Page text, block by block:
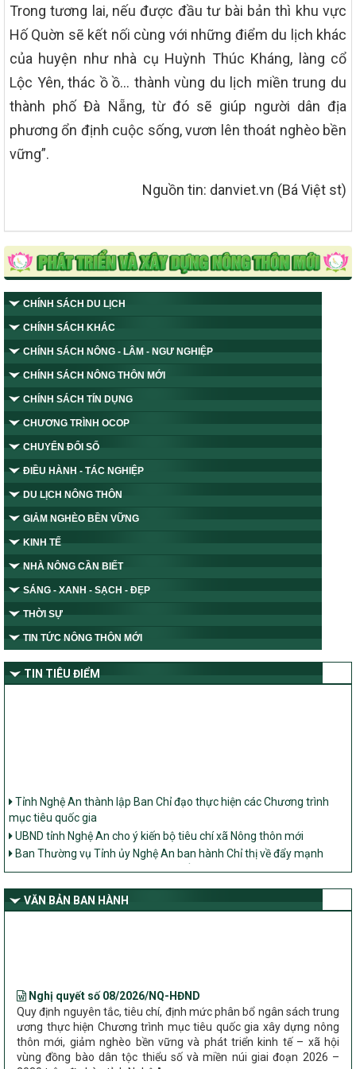
Trong tương lai, nếu được đầu tư bài bản thì khu vực
Hố Quờn sẽ kết nối cùng với những điểm du lịch khác
của huyện như nhà cụ Huỳnh Thúc Kháng, làng cổ
Lộc Yên, thác ồ ồ… thành vùng du lịch miền trung du
thành phố Đà Nẵng, từ đó sẽ giúp người dân địa
phương ổn định cuộc sống, vươn lên thoát nghèo bền
vững”.
Nguồn tin: danviet.vn (Bá Việt st)
CHÍNH SÁCH DU LỊCH
CHÍNH SÁCH KHÁC
CHÍNH SÁCH NÔNG - LÂM - NGƯ NGHIỆP
CHÍNH SÁCH NÔNG THÔN MỚI
CHÍNH SÁCH TÍN DỤNG
CHƯƠNG TRÌNH OCOP
CHUYỂN ĐỔI SỐ
ĐIỀU HÀNH - TÁC NGHIỆP
DU LỊCH NÔNG THÔN
GIẢM NGHÈO BỀN VỮNG
KINH TẾ
NHÀ NÔNG CẦN BIẾT
SÁNG - XANH - SẠCH - ĐẸP
THỜI SỰ
TIN TỨC NÔNG THÔN MỚI
TIN TIÊU ĐIỂM
mục tiêu quốc gia
UBND tỉnh Nghệ An cho ý kiến bộ tiêu chí xã Nông thôn mới
Ban Thường vụ Tỉnh ủy Nghệ An ban hành Chỉ thị về đẩy mạnh
thực hiện Chương trình mục tiêu quốc gia xây dựng nông thôn mới,
giảm nghèo bền vững và phát triển kinh tế – xã hội vùng đồng bào
dân tộc thiểu số và miền núi giai đoạn 2026 – 2030 trên địa bàn tỉnh
Nghệ An
VĂN BẢN BAN HÀNH
Quy định nguyên tắc, tiêu chí, định mức phân bổ ngân sách trung
ương thực hiện Chương trình mục tiêu quốc gia xây dựng nông
thôn mới, giảm nghèo bền vững và phát triển kinh tế – xã hội
vùng đồng bào dân tộc thiểu số và miền núi giai đoạn 2026 –
2030 trên địa bàn tỉnh Nghệ An